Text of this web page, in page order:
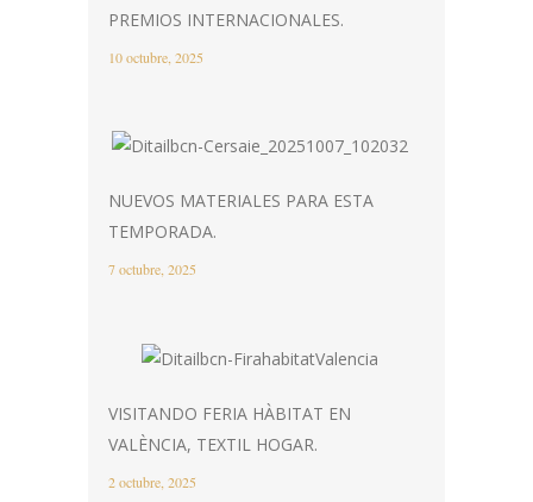
PREMIOS INTERNACIONALES.
10 octubre, 2025
NUEVOS MATERIALES PARA ESTA
TEMPORADA.
7 octubre, 2025
VISITANDO FERIA HÀBITAT EN
VALÈNCIA, TEXTIL HOGAR.
2 octubre, 2025